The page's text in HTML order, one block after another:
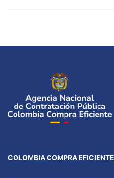
COLOMBIA COMPRA EFICIENTE